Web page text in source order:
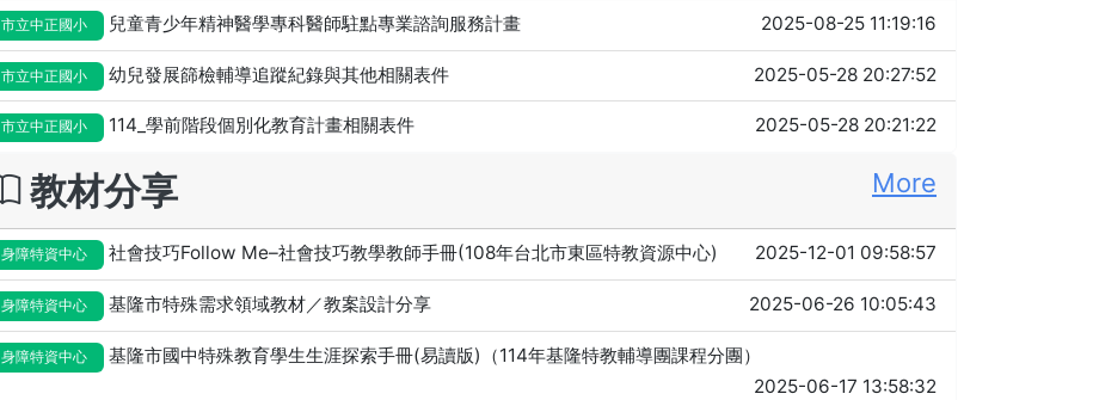
市立中正國小 兒童青少年精神醫學專科醫師駐點專業諮詢服務計畫 2025-08-25 11:19:16
市立中正國小 幼兒發展篩檢輔導追蹤紀錄與其他相關表件 2025-05-28 20:27:52
市立中正國小 114_學前階段個別化教育計畫相關表件 2025-05-28 20:21:22
More
教材分享
身障特資中心 社會技巧Follow Me–社會技巧教學教師手冊(108年台北市東區特教資源中心) 2025-12-01 09:58:57
身障特資中心 基隆市特殊需求領域教材／教案設計分享 2025-06-26 10:05:43
身障特資中心
基隆市國中特殊教育學生生涯探索手冊(易讀版)（114年基隆特教輔導團課程分團）
2025-06-17 13:58:32